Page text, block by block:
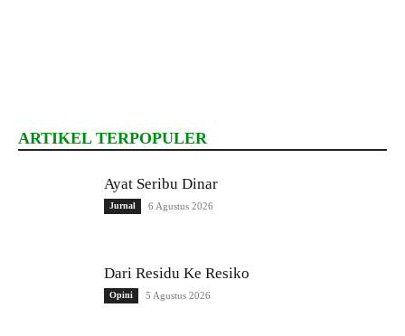
ARTIKEL TERPOPULER
Ayat Seribu Dinar
Jurnal 6 Agustus 2026
Dari Residu Ke Resiko
Opini 5 Agustus 2026